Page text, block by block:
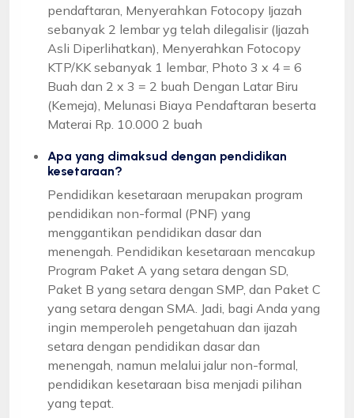
pendaftaran, Menyerahkan Fotocopy Ijazah
sebanyak 2 lembar yg telah dilegalisir (Ijazah
Asli Diperlihatkan), Menyerahkan Fotocopy
KTP/KK sebanyak 1 lembar, Photo 3 x 4 = 6
Buah dan 2 x 3 = 2 buah Dengan Latar Biru
(Kemeja), Melunasi Biaya Pendaftaran beserta
Materai Rp. 10.000 2 buah
Apa yang dimaksud dengan pendidikan
kesetaraan?
Pendidikan kesetaraan merupakan program
pendidikan non-formal (PNF) yang
menggantikan pendidikan dasar dan
menengah. Pendidikan kesetaraan mencakup
Program Paket A yang setara dengan SD,
Paket B yang setara dengan SMP, dan Paket C
yang setara dengan SMA. Jadi, bagi Anda yang
ingin memperoleh pengetahuan dan ijazah
setara dengan pendidikan dasar dan
menengah, namun melalui jalur non-formal,
pendidikan kesetaraan bisa menjadi pilihan
yang tepat.